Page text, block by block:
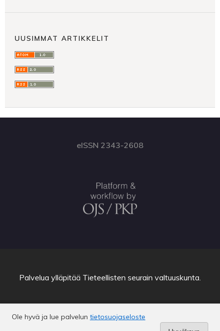
UUSIMMAT ARTIKKELIT
eISSN 2343-2608
Ole hyvä ja lue palvelun tietosuojaseloste
Palvelua ylläpitää Tieteellisten seurain valtuuskunta.